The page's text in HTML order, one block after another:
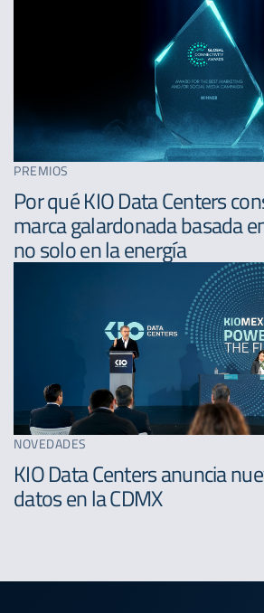
PREMIOS
Por qué KIO Data Centers
marca galardonada basada
no solo en la energía
NOVEDADES
KIO Data Centers anuncia
datos en la CDMX